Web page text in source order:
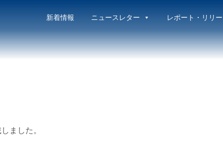
新着情報 ニュースレター レポート・リリ
ました。